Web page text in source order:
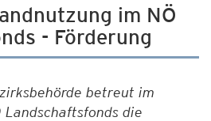
im NÖ
- Förderung
betreut im
Landschaftsfonds die